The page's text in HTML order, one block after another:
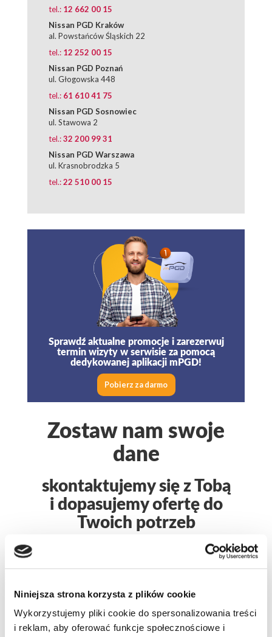
Niniejsza strona korzysta z plików cookie
Wykorzystujemy pliki cookie do spersonalizowania treści
i reklam, aby oferować funkcje społecznościowe i
tel.: 12 662 00 15
Nissan PGD Kraków
al. Powstańców Śląskich 22
tel.: 12 252 00 15
Nissan PGD Poznań
ul. Głogowska 448
tel.: 61 610 41 75
Nissan PGD Sosnowiec
ul. Stawowa 2
tel.:32 200 99 31
Nissan PGD Warszawa
ul. Krasnobrodzka 5
tel.:22 510 00 15
Sprawdź aktualne promocje i zarezerwuj
termin wizyty w serwisie za pomocą
dedykowanej aplikacji mPGD!
Pobierz za darmo
Zostaw nam swoje
dane
skontaktujemy się z Tobą
i dopasujemy ofertę do
Twoich potrzeb